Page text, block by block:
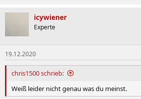
icywiener
Experte
19.12.2020
chris1500 schrieb:
Weiß leider nicht genau was du meinst.